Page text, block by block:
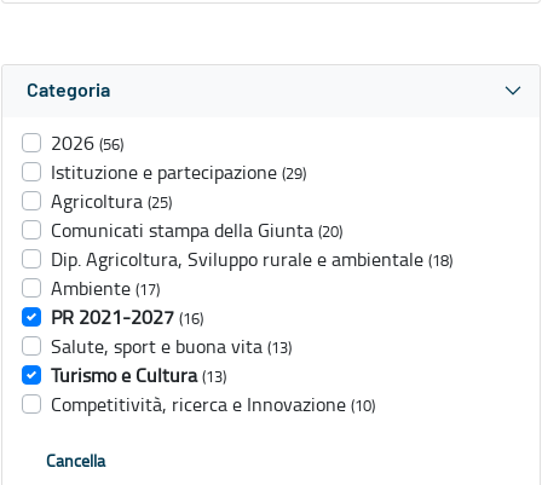
Categoria
2026 (56)
Istituzione e partecipazione (29)
Agricoltura (25)
Comunicati stampa della Giunta (20)
Dip. Agricoltura, Sviluppo rurale e ambientale (18)
Ambiente (17)
PR 2021-2027 (16)
Salute, sport e buona vita (13)
Turismo e Cultura (13)
Competitività, ricerca e Innovazione (10)
Cancella